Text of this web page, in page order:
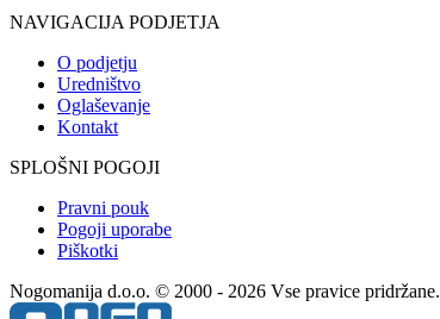
NAVIGACIJA PODJETJA
O podjetju
Uredništvo
Oglaševanje
Kontakt
SPLOŠNI POGOJI
Pravni pouk
Pogoji uporabe
Piškotki
Nogomanija d.o.o. © 2000 - 2026 Vse pravice pridržane.